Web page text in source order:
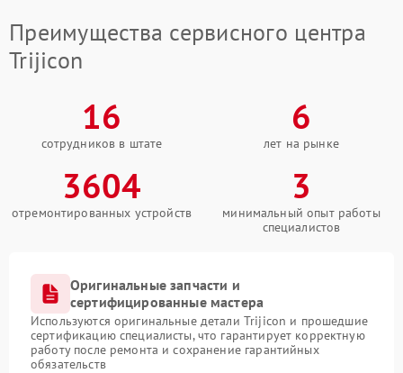
Преимущества сервисного центра
Trijicon
16
сотрудников в штате
6
лет на рынке
3604
отремонтированных устройств
3
минимальный опыт работы
специалистов
Оригинальные запчасти и
сертифицированные мастера
Используются оригинальные детали Trijicon и прошедшие
сертификацию специалисты, что гарантирует корректную
работу после ремонта и сохранение гарантийных
обязательств